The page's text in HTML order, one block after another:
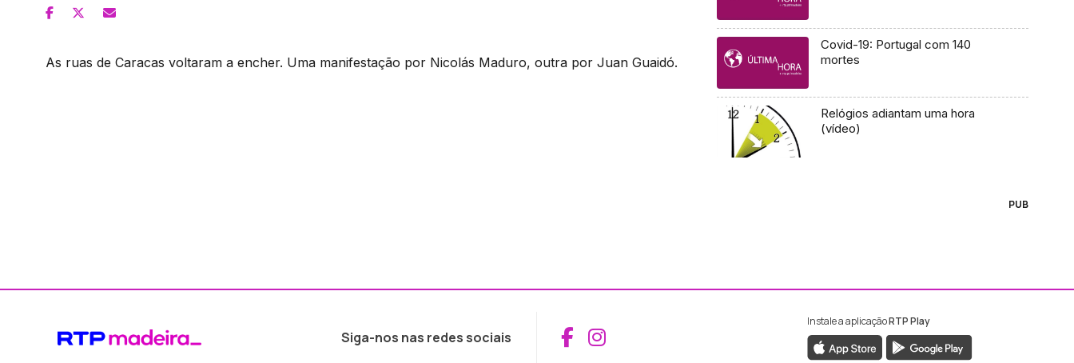
As ruas de Caracas voltaram a encher. Uma manifestação por Nicolás Maduro, outra por Juan Guaidó.
Covid-19: Portugal com 140
mortes
Relógios adiantam uma hora
(vídeo)
PUB
Siga-nos nas redes sociais Aceder ao Facebook da RTP Madeira
Aceder ao Instagram da RTP Madeira
Instale a aplicaçãoRTP Play